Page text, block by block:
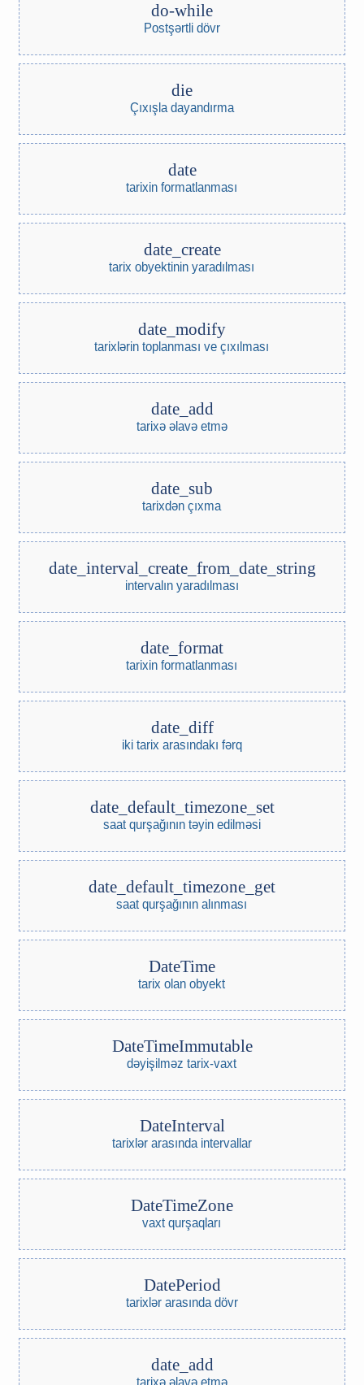
do-while
Postşərtli dövr
die
Çıxışla dayandırma
date
tarixin formatlanması
date_create
tarix obyektinin yaradılması
date_modify
tarixlərin toplanması ve çıxılması
date_add
tarixə əlavə etmə
date_sub
tarixdən çıxma
date_interval_create_from_date_string
intervalın yaradılması
date_format
tarixin formatlanması
date_diff
iki tarix arasındakı fərq
date_default_timezone_set
saat qurşağının təyin edilməsi
date_default_timezone_get
saat qurşağının alınması
DateTime
tarix olan obyekt
DateTimeImmutable
dəyişilməz tarix-vaxt
DateInterval
tarixlər arasında intervallar
DateTimeZone
vaxt qurşaqları
DatePeriod
tarixlər arasında dövr
date_add
tarixə əlavə etmə